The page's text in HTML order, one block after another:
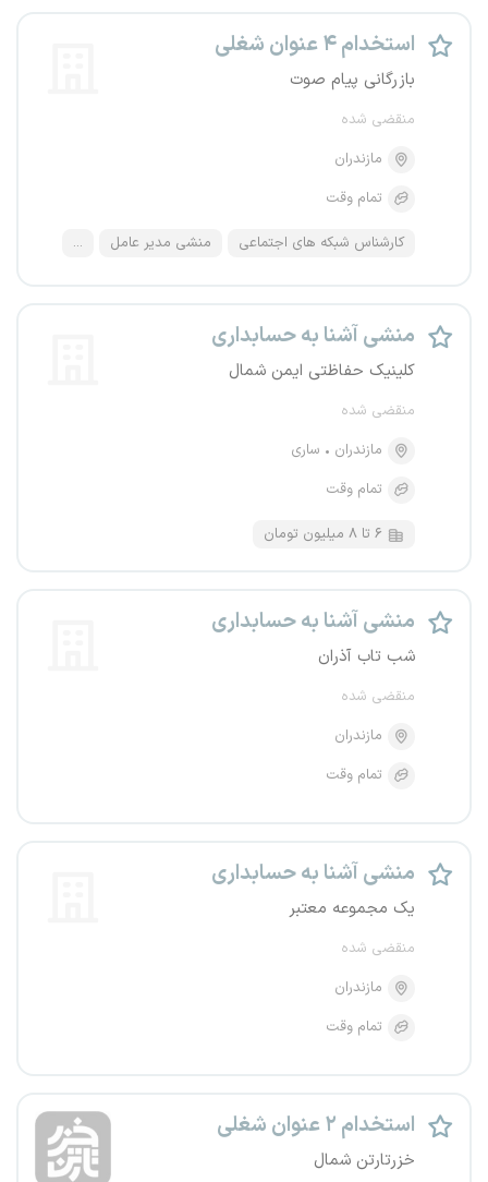
استخدام ۴ عنوان شغلی
بازرگانی پیام صوت
منقضی شده
مازندران
تمام وقت
کارشناس شبکه های اجتماعی منشی مدیر عامل ...
منشی آشنا به حسابداری
کلینیک حفاظتی ایمن شمال
منقضی شده
مازندران
ساری
تمام وقت
۶ تا ۸ میلیون تومان
منشی آشنا به حسابداری
شب تاب آذران
منقضی شده
مازندران
تمام وقت
منشی آشنا به حسابداری
یک مجموعه معتبر
منقضی شده
مازندران
تمام وقت
استخدام ۲ عنوان شغلی
خزرتارتن شمال